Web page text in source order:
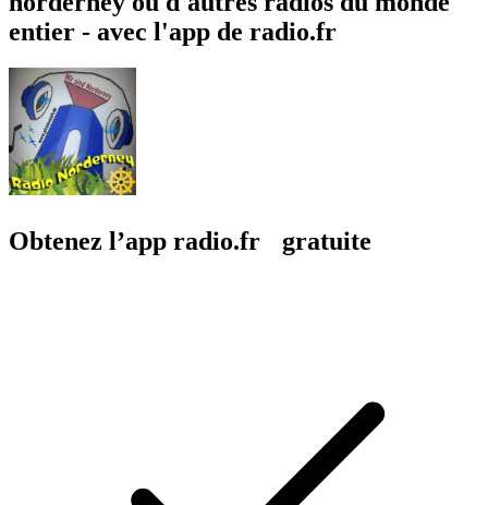
entier - avec l'app de radio.fr
Obtenez l’app radio.fr gratuite